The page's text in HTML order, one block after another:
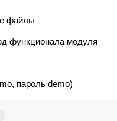
файлы
функционала модуля
пароль demo)